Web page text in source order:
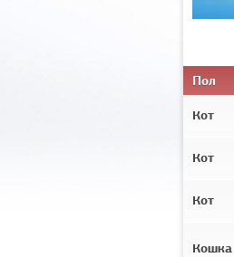
Пол
Кот
Кот
Кот
Кошка